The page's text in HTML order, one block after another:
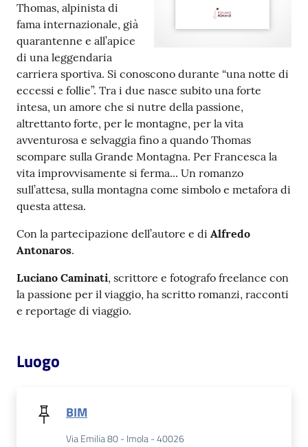
Archivio
storico
Decentrate
Patto
per
la
lettura
su
Catalogo
on line
Thomas, alpinista di
fama internazionale, già
quarantenne e all’apice
di una leggendaria
carriera sportiva. Si conoscono durante “una notte di
eccessi e follie”. Tra i due nasce subito una forte
intesa, un amore che si nutre della passione,
altrettanto forte, per le montagne, per la vita
avventurosa e selvaggia fino a quando Thomas
scompare sulla Grande Montagna. Per Francesca la
vita improvvisamente si ferma... Un romanzo
sull’attesa, sulla montagna come simbolo e metafora di
questa attesa.
Con la partecipazione dell’autore e di Alfredo
Antonaros.
Luciano Caminati, scrittore e fotografo freelance con
la passione per il viaggio, ha scritto romanzi, racconti
e reportage di viaggio.
Luogo
BIM
Via Emilia 80 - Imola - 40026